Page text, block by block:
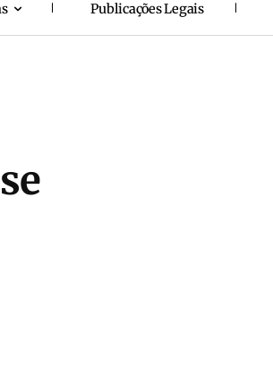
Publicações Legais